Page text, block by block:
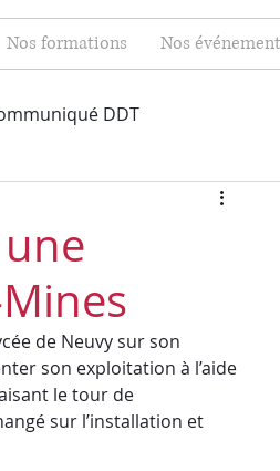
Nos formations Nos
DDT
de Neuvy sur son
son exploitation à l’aide
le tour de
sur l’installation et